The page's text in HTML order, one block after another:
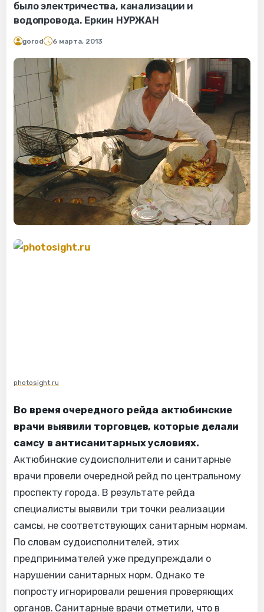
было электричества, канализации и
водопровода. Еркин НУРЖАН
gorod 6 марта, 2013
photosight.ru
Во время очередного рейда актюбинские
врачи выявили торговцев, которые делали
самсу в антисанитарных условиях.
Актюбинские судоисполнители и санитарные
врачи провели очередной рейд по центральному
проспекту города. В результате рейда
специалисты выявили три точки реализации
самсы, не соответствующих санитарным нормам.
По словам судоисполнителей, этих
предпринимателей уже предупреждали о
нарушении санитарных норм. Однако те
попросту игнорировали решения проверяющих
органов. Санитарные врачи отметили, что в